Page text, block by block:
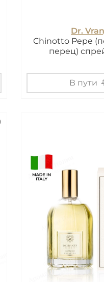
Dr.
Chinotto Pepe
перец)
В пути